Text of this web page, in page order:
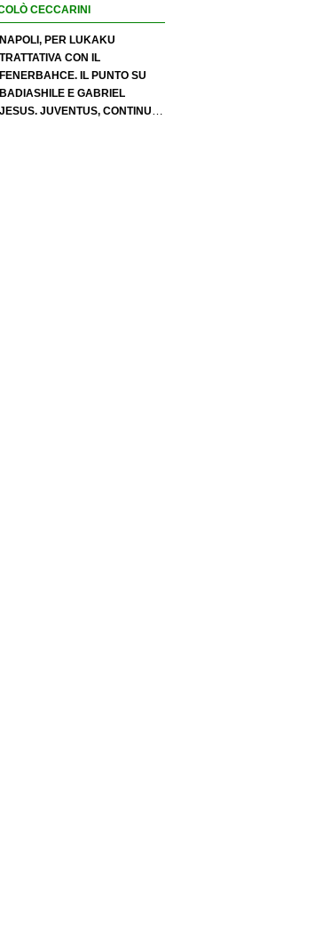
CECCARINI
NAPOLI, PER LUKAKU
TRATTATIVA CON IL
FENERBAHCE. IL PUNTO SU
BADIASHILE E GABRIEL
JESUS. JUVENTUS, CONTINUA